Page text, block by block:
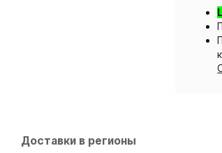
Доставки в регионы